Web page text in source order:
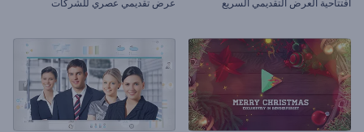
افتتاحية العرض التقديمي السريع عرض تقديمي عصري للشركات